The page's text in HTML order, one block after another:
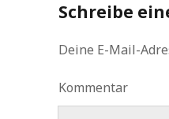
Schreibe
Deine E-Mail-
Kommentar